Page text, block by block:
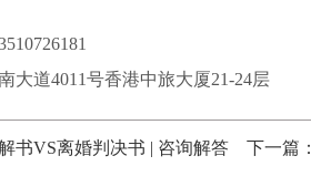
大道4011号香港中旅大厦21-24层
书VS离婚判决书 | 咨询解答 下一篇：